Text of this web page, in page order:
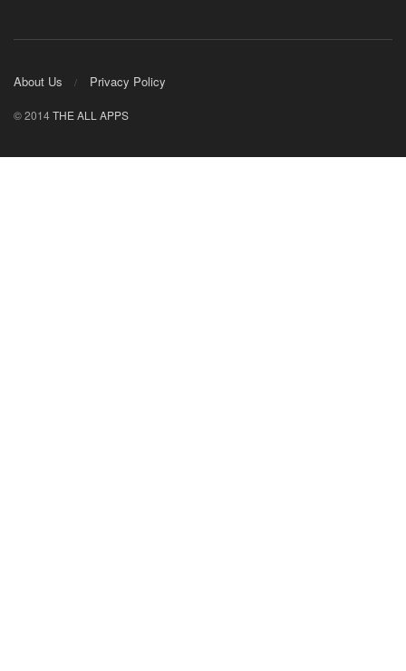
About Us Privacy Policy
© 2014THE ALL APPS